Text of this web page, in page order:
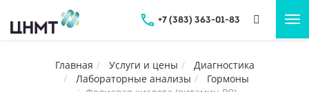
+7 (383) 363-01-83
Главная Услуги и цены
Диагностика
Лабораторные анализы
Гормоны